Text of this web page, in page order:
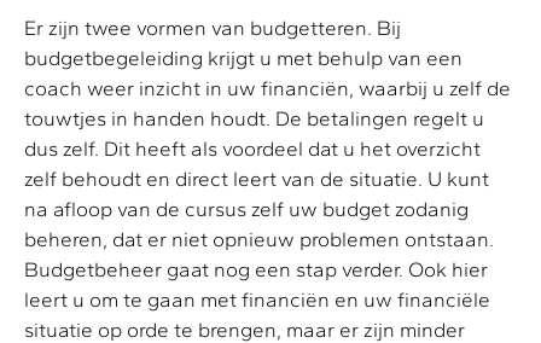
Er zijn twee vormen van budgetteren. Bij
budgetbegeleiding krijgt u met behulp van een
coach weer inzicht in uw financiën, waarbij u zelf de
touwtjes in handen houdt. De betalingen regelt u
dus zelf. Dit heeft als voordeel dat u het overzicht
zelf behoudt en direct leert van de situatie. U kunt
na afloop van de cursus zelf uw budget zodanig
beheren, dat er niet opnieuw problemen ontstaan.
Budgetbeheer gaat nog een stap verder. Ook hier
leert u om te gaan met financiën en uw financiële
situatie op orde te brengen, maar er zijn minder